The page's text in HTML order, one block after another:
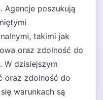
Agencje poszukują
takimi jak
oraz zdolność do
W dzisiejszym
oraz zdolność do
warunkach są